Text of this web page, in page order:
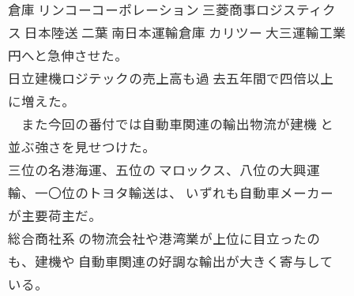
倉庫 リンコーコーポレーション 三菱商事ロジスティク
ス 日本陸送 二葉 南日本運輸倉庫 カリツー 大三運輸工業
円へと急伸させた。
日立建機ロジテックの売上高も過 去五年間で四倍以上
に増えた。
また今回の番付では自動車関連の輸出物流が建機 と
並ぶ強さを見せつけた。
三位の名港海運、五位の マロックス、八位の大興運
輸、一〇位のトヨタ輸送は、 いずれも自動車メーカー
が主要荷主だ。
総合商社系 の物流会社や港湾業が上位に目立ったの
も、建機や 自動車関連の好調な輸出が大きく寄与して
いる。